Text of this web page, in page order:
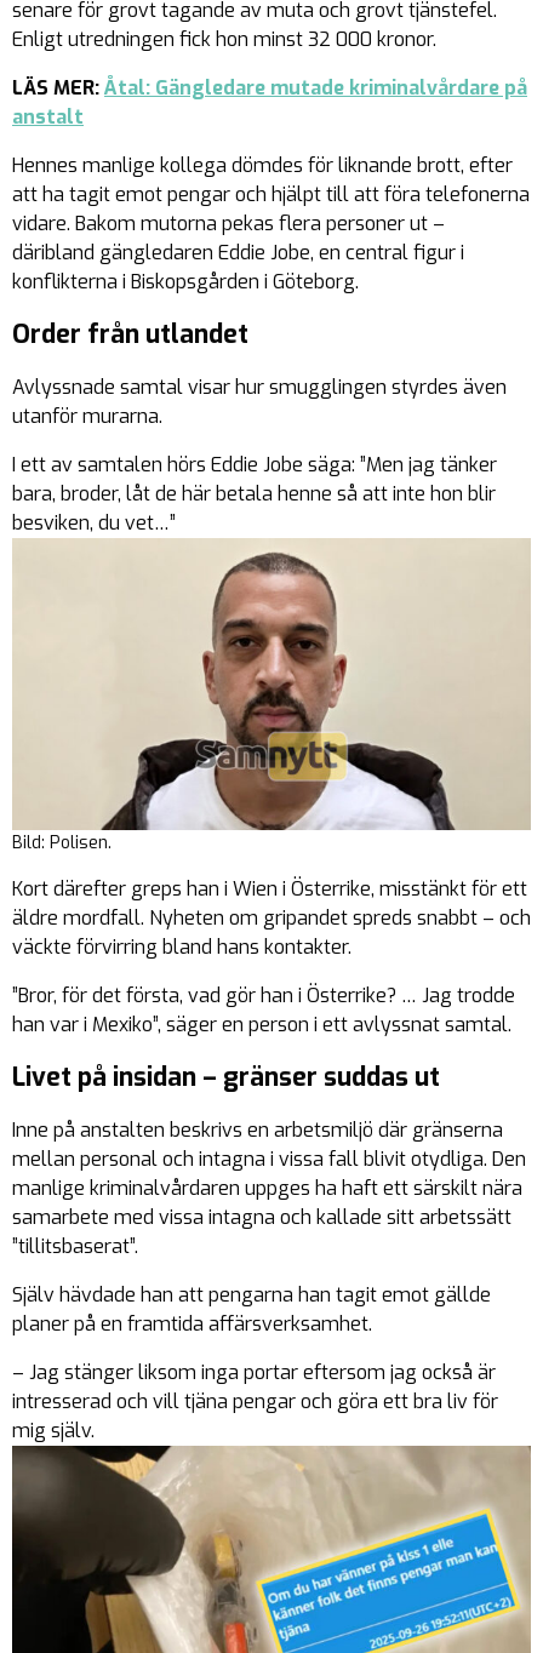
senare för grovt tagande av muta och grovt tjänstefel.
Enligt utredningen fick hon minst 32 000 kronor.
LÄS MER:Åtal: Gängledare mutade kriminalvårdare på
anstalt
Hennes manlige kollega dömdes för liknande brott, efter
att ha tagit emot pengar och hjälpt till att föra telefonerna
vidare. Bakom mutorna pekas flera personer ut –
däribland gängledaren Eddie Jobe, en central figur i
konflikterna i Biskopsgården i Göteborg.
Order från utlandet
Avlyssnade samtal visar hur smugglingen styrdes även
utanför murarna.
I ett av samtalen hörs Eddie Jobe säga: ”Men jag tänker
bara, broder, låt de här betala henne så att inte hon blir
besviken, du vet…”
Bild: Polisen.
Kort därefter greps han i Wien i Österrike, misstänkt för ett
äldre mordfall. Nyheten om gripandet spreds snabbt – och
väckte förvirring bland hans kontakter.
”Bror, för det första, vad gör han i Österrike? … Jag trodde
han var i Mexiko”, säger en person i ett avlyssnat samtal.
Livet på insidan – gränser suddas ut
Inne på anstalten beskrivs en arbetsmiljö där gränserna
mellan personal och intagna i vissa fall blivit otydliga. Den
manlige kriminalvårdaren uppges ha haft ett särskilt nära
samarbete med vissa intagna och kallade sitt arbetssätt
”tillitsbaserat”.
Själv hävdade han att pengarna han tagit emot gällde
planer på en framtida affärsverksamhet.
– Jag stänger liksom inga portar eftersom jag också är
intresserad och vill tjäna pengar och göra ett bra liv för
mig själv.